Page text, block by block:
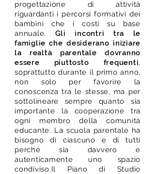
progettazione di attività
riguardanti i percorsi formativi dei
bambini che i costi su base
annuale. Gli incontri tra le
famiglie che desiderano iniziare
la realtà parentale dovranno
essere piuttosto frequenti,
soprattutto durante il primo anno,
non solo per favorire la
conoscenza tra le stesse, ma per
sottolineare sempre quanto sia
importante la cooperazione tra
ogni membro della comunità
educante. La scuola parentale ha
bisogno di ciascuno e di tutti
perché sia davvero e
autenticamente uno spazio
condiviso.Il Piano di Studio